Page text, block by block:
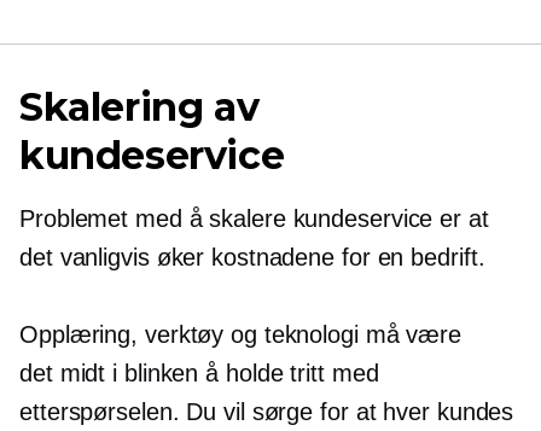
Skalering av
kundeservice
Problemet med å skalere kundeservice er at
det vanligvis øker kostnadene for en bedrift.
Opplæring, verktøy og teknologi må være
det midt i blinken å holde tritt med
etterspørselen. Du vil sørge for at hver kundes